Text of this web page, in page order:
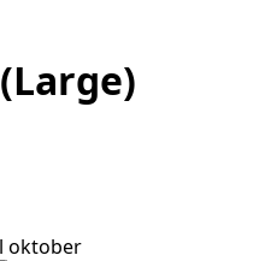
oktober